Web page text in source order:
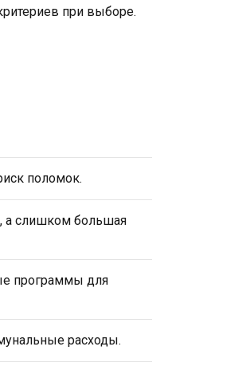
при выборе.
поломок.
а слишком большая
программы для
расходы.